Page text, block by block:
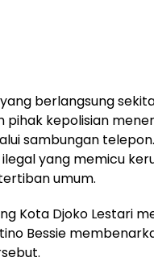
berlangsung
pihak kepolisian
sambungan
yang memicu
umum.
Kota Djoko Lestari
Bessie